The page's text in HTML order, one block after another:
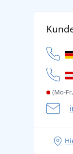
Datenschutz
Cookie-Richtlinie
Für
(Mo-